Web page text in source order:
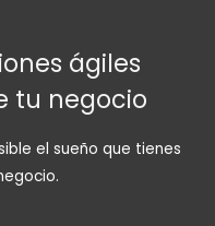
ágiles
tu negocio
el sueño que tienes